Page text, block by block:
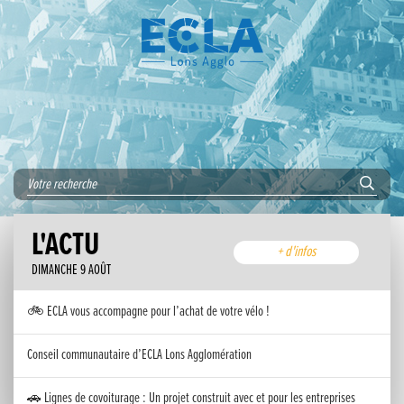
L'ACTU
DIMANCHE 9 AOÛT
+ d'infos
🚲 ECLA vous accompagne pour l’achat de votre vélo !
Conseil communautaire d’ECLA Lons Agglomération
🚗 Lignes de covoiturage : Un projet construit avec et pour les entreprises